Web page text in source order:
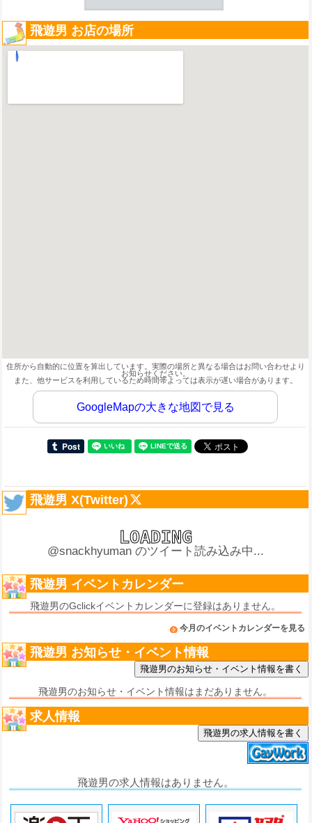
飛遊男 お店の場所
住所から自動的に位置を算出しています。実際の場所と異なる場合はお問い合わせより
お知らせください。
また、他サービスを利用しているため時間帯よっては表示が遅い場合があります。
GoogleMapの大きな地図で見る
飛遊男 X(Twitter)
@snackhyuman のツイート読み込み中...
飛遊男 イベントカレンダー
飛遊男のGclickイベントカレンダーに登録はありません。
今月のイベントカレンダーを見る
飛遊男 お知らせ・イベント情報
飛遊男のお知らせ・イベント情報はまだありません。
求人情報
飛遊男の求人情報を書く
飛遊男の求人情報はありません。